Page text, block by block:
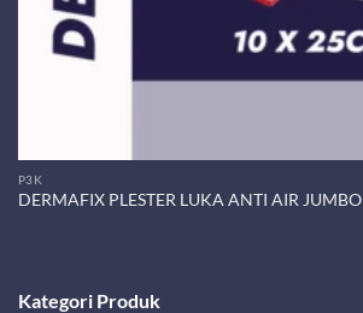
P3K
DERMAFIX PLESTER LUKA ANTI AIR JUMBO
Kategori Produk